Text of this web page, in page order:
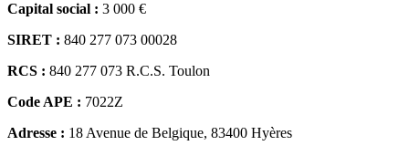
Capital social : 3 000 €
SIRET : 840 277 073 00028
RCS : 840 277 073 R.C.S. Toulon
Code APE : 7022Z
Adresse : 18 Avenue de Belgique, 83400 Hyères